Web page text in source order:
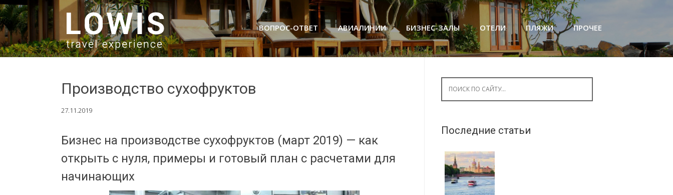
SKIP TO CONTENT ПРОЧЕЕ
ПЛЯЖИ
ОТЕЛИ
БИЗНЕС-ЗАЛЫ
АВИАЛИНИИ
ВОПРОС-ОТВЕТ
Производство сухофруктов
27.11.2019
Бизнес на производстве сухофруктов (март 2019) — как
открыть с нуля, примеры и готовый план с расчетами для
начинающих
Последние статьи